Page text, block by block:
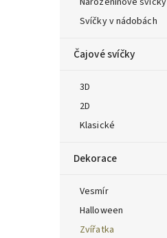
Svíčky v nádobách
Čajové svíčky
3D
2D
Klasické
Dekorace
Vesmír
Halloween
Zvířatka